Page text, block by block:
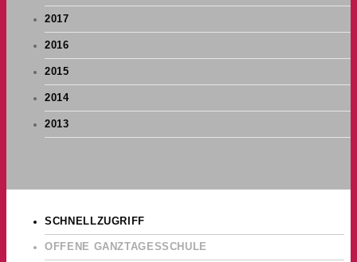
2017
2016
2015
2014
2013
SCHNELLZUGRIFF
OFFENE GANZTAGESSCHULE